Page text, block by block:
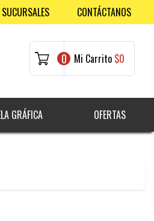
SUCURSALES CONTÁCTANOS
0 Mi Carrito $0
GRÁFICA OFERTAS